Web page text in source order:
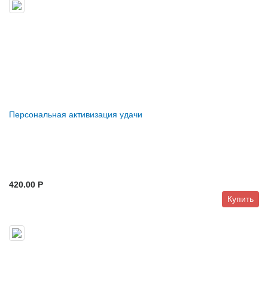
Персональная активизация удачи
420.00 P
Купить